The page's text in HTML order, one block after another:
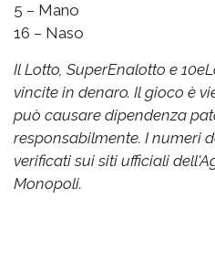
5 – Mano
16 – Naso
Il Lotto, SuperEnalotto e
vincite in denaro. Il gioco è
può causare dipendenza
responsabilmente. I numeri
verificati sui siti ufficiali
Monopoli.